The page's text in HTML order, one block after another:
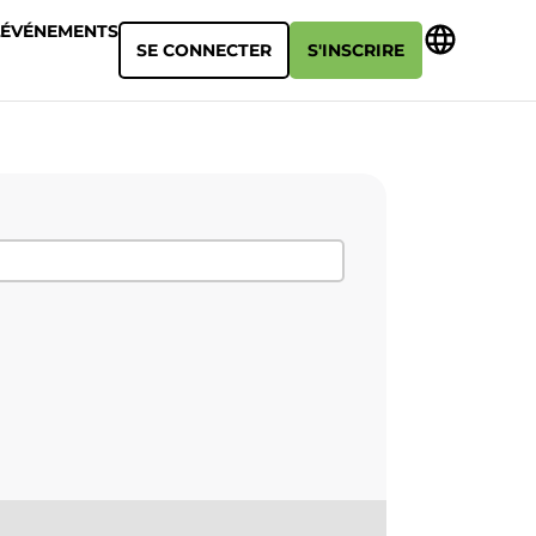
ÉVÉNEMENTS
SE CONNECTER
S'INSCRIRE